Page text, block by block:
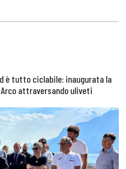
è tutto ciclabile: inaugurata la
attraversando uliveti